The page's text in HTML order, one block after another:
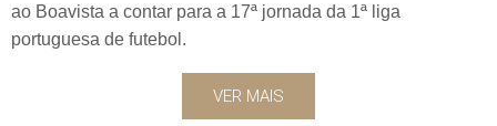
ao Boavista a contar para a 17ª jornada da 1ª liga
portuguesa de futebol.
VER MAIS